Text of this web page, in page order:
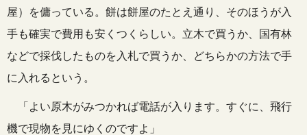
屋）を傭っている。餅は餅屋のたとえ通り、そのほうが入
手も確実で費用も安くつくらしい。立木で買うか、国有林
などで採伐したものを入札で買うか、どちらかの方法で手
に入れるという。
「よい原木がみつかれば電話が入ります。すぐに、飛行
機で現物を見にゆくのですよ」